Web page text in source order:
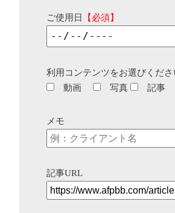
ご使用日 【必須】
利用コンテンツをお選びくださ
動画
写真 記事
メモ
記事URL